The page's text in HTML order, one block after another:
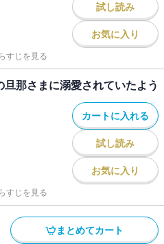
試し読み
お気に入り
すじを見る
那さまに溺愛されていたよう
カートに入れる
試し読み
お気に入り
すじを見る
まとめてカート